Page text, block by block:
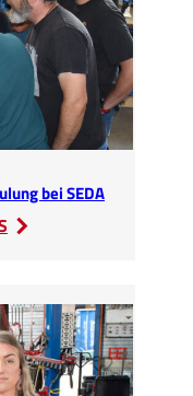
bei SEDA
:
auf
Schulung
bei
SEDA